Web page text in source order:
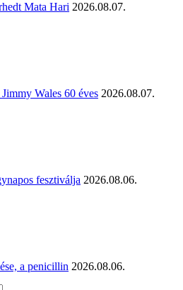
Mata Hari 2026.08.07.
Wales 60 éves 2026.08.07.
fesztiválja 2026.08.06.
a penicillin 2026.08.06.